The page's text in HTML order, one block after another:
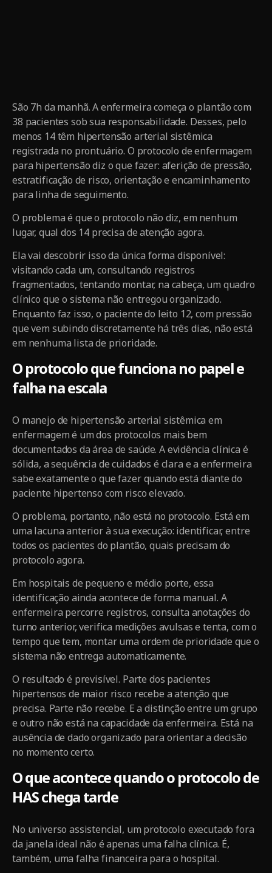
São 7h da manhã. A enfermeira começa o plantão com
38 pacientes sob sua responsabilidade. Desses, pelo
menos 14 têm hipertensão arterial sistêmica
registrada no prontuário. O protocolo de enfermagem
para hipertensão diz o que fazer: aferição de pressão,
estratificação de risco, orientação e encaminhamento
para linha de seguimento.
O problema é que o protocolo não diz, em nenhum
lugar, qual dos 14 precisa de atenção agora.
Ela vai descobrir isso da única forma disponível:
visitando cada um, consultando registros
fragmentados, tentando montar, na cabeça, um quadro
clínico que o sistema não entregou organizado.
Enquanto faz isso, o paciente do leito 12, com pressão
que vem subindo discretamente há três dias, não está
em nenhuma lista de prioridade.
O protocolo que funciona no papel e
falha na escala
O manejo de hipertensão arterial sistêmica em
enfermagem é um dos protocolos mais bem
documentados da área de saúde. A evidência clínica é
sólida, a sequência de cuidados é clara e a enfermeira
sabe exatamente o que fazer quando está diante do
paciente hipertenso com risco elevado.
O problema, portanto, não está no protocolo. Está em
uma lacuna anterior à sua execução: identificar, entre
todos os pacientes do plantão, quais precisam do
protocolo agora.
Em hospitais de pequeno e médio porte, essa
identificação ainda acontece de forma manual. A
enfermeira percorre registros, consulta anotações do
turno anterior, verifica medições avulsas e tenta, com o
tempo que tem, montar uma ordem de prioridade que o
sistema não entrega automaticamente.
O resultado é previsível. Parte dos pacientes
hipertensos de maior risco recebe a atenção que
precisa. Parte não recebe. E a distinção entre um grupo
e outro não está na capacidade da enfermeira. Está na
ausência de dado organizado para orientar a decisão
no momento certo.
O que acontece quando o protocolo de
HAS chega tarde
No universo assistencial, um protocolo executado fora
da janela ideal não é apenas uma falha clínica. É,
também, uma falha financeira para o hospital.